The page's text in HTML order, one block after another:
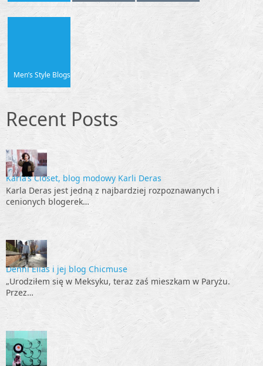
Men’s Style Blogs
Recent Posts
Karla’s Closet, blog modowy Karli Deras
Karla Deras jest jedną z najbardziej rozpoznawanych i
cenionych blogerek…
Denni Elias i jej blog Chicmuse
„Urodziłem się w Meksyku, teraz zaś mieszkam w Paryżu.
Przez…